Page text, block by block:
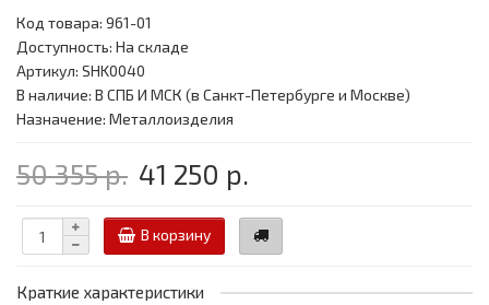
Код товара: 961-01
Доступность: На складе
Артикул: SHK0040
В наличие: В СПБ И МСК (в Санкт-Петербурге и Москве)
Назначение: Металлоизделия
50 355 р. 41 250 р.
В корзину
Краткие характеристики